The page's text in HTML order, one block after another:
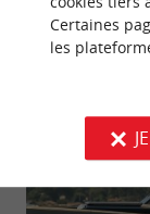
NOUS
Certaines
les